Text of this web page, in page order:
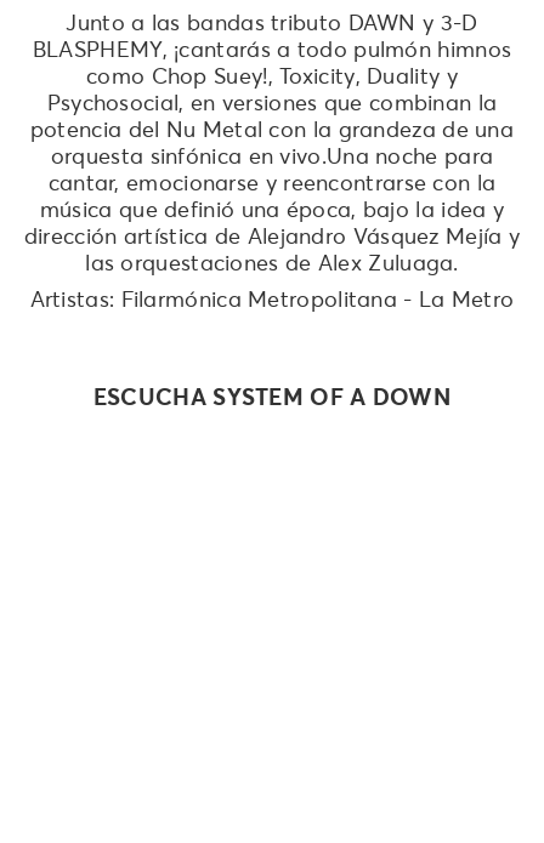
Junto a las bandas tributo DAWN y 3-D
BLASPHEMY, ¡cantarás a todo pulmón himnos
como Chop Suey!, Toxicity, Duality y
Psychosocial, en versiones que combinan la
potencia del Nu Metal con la grandeza de una
orquesta sinfónica en vivo.Una noche para
cantar, emocionarse y reencontrarse con la
música que definió una época, bajo la idea y
dirección artística de Alejandro Vásquez Mejía y
las orquestaciones de Alex Zuluaga.
Artistas: Filarmónica Metropolitana - La Metro
ESCUCHA SYSTEM OF A DOWN